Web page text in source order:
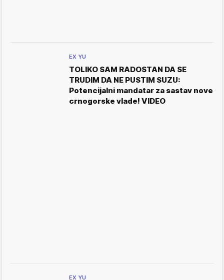
EX YU
TOLIKO SAM RADOSTAN DA SE
TRUDIM DA NE PUSTIM SUZU:
Potencijalni mandatar za sastav nove
crnogorske vlade! VIDEO
EX YU